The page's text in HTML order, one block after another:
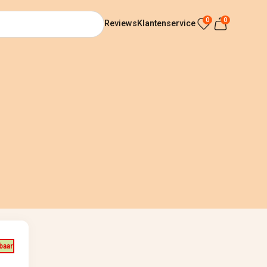
ReviewsKlantenservice 0 0